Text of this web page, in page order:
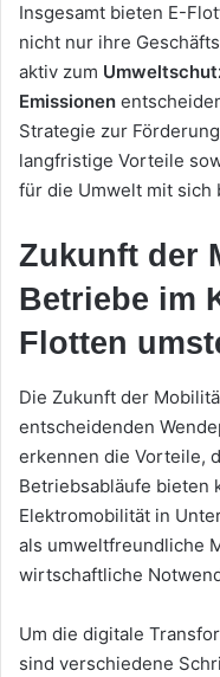
Insgesamt bieten E-
nicht nur ihre
aktiv zum
Emissionen
Strategie zur
langfristige Vorteile
für die Umwelt mit sich
Zukunft der
Betriebe im
Flotten
Die Zukunft der
entscheidenden
erkennen die Vorteile,
Betriebsabläufe bieten
Elektromobilität in
als umweltfreundliche
wirtschaftliche
Um die digitale
sind verschiedene